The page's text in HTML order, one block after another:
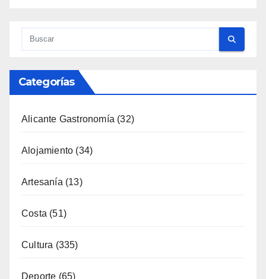
Alicante Gastronomía
Alojamiento(34)
Artesanía(13)
Costa(51)
Cultura(335)
Deporte (65)
Enología(119)